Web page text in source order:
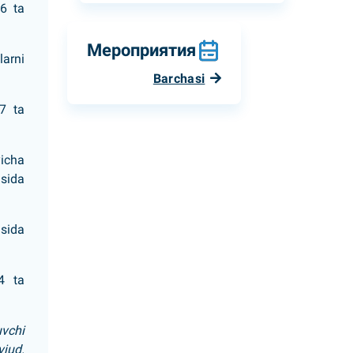
ta
ta
ta
Мероприятия
Barchasi